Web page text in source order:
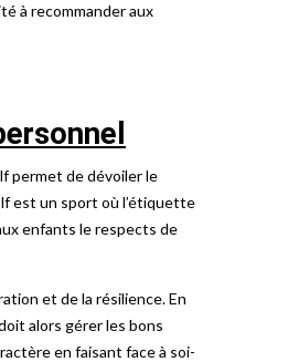
à recommander aux
permet de dévoiler le
est un sport où l’étiquette
enfants le respects de
et de la résilience. En
alors gérer les bons
en faisant face à soi-